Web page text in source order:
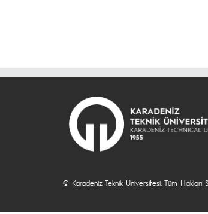
© Karadeniz Teknik Üniversitesi. Tüm Hakları